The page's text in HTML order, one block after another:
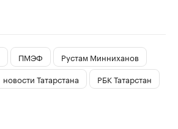
ПМЭФ
Рустам Минниханов
новости Татарстана РБК Татарстан